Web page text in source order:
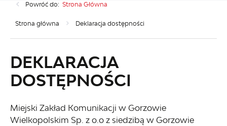
Powróć do: Strona Główna
Strona główna Deklaracja dostępności
DEKLARACJA
DOSTĘPNOŚCI
Miejski Zakład Komunikacji w Gorzowie
Wielkopolskim Sp. z o.o z siedzibą w Gorzowie